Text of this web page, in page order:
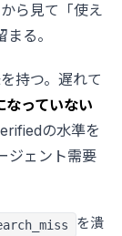
ら見て「使え
る。
持つ。遅れて
っていない
の水準を
ジェント需要
を潰